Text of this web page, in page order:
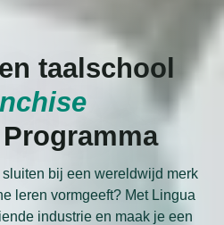
taalschool
bij een wereldwijd merk
leren vormgeeft? Met Lingua
industrie en maak je een